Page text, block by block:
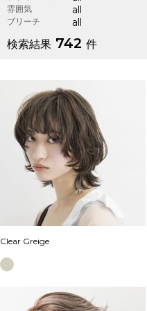
雰囲気 all
ブリーチ all
検索結果 742 件
Clear Greige